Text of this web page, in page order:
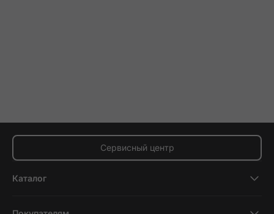
Сервисный центр
Каталог